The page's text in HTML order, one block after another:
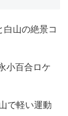
白山の絶景コ
小百合ロケ
で軽い運動